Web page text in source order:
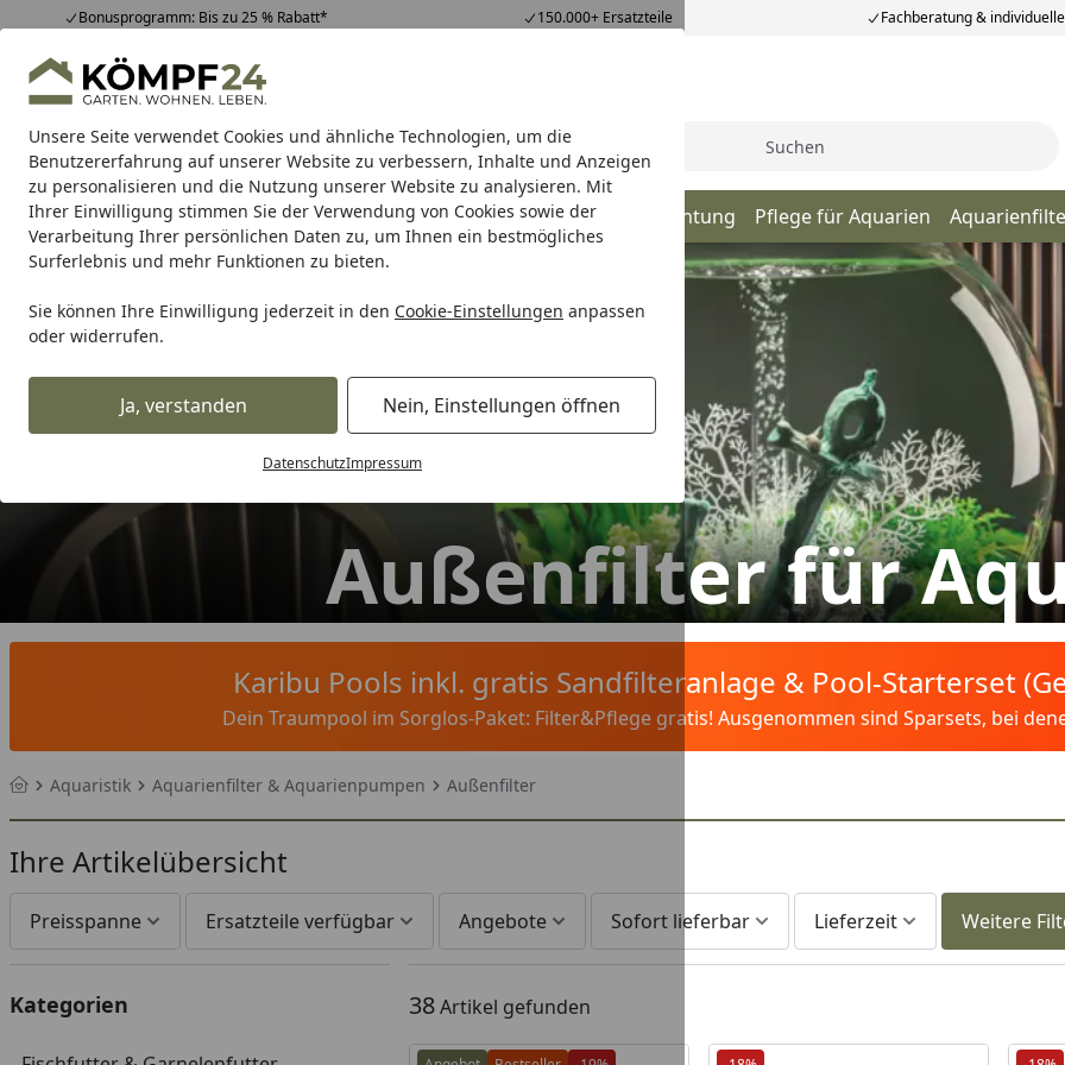
Unsere Seite verwendet Cookies und ähnliche Technologien, um die
Benutzererfahrung auf unserer Website zu verbessern, Inhalte und Anzeigen
zu personalisieren und die Nutzung unserer Website zu analysieren. Mit
Ihrer Einwilligung stimmen Sie der Verwendung von Cookies sowie der
Verarbeitung Ihrer persönlichen Daten zu, um Ihnen ein bestmögliches
Surferlebnis und mehr Funktionen zu bieten.
Sie können Ihre Einwilligung jederzeit in den Cookie-Einstellungen anpassen
oder widerrufen.
Ja, verstanden Nein, Einstellungen öffnen
DatenschutzImpressum
Bonusprogramm: Bis zu 25 % Rabatt* 150.000+ Ersatzteile Fachberatung &
Hotline07051 / 9 22 22
Mo-Fr. 8-16 Uhr 25.957 Bewertungen
Alle Produkte
Alle ProdukteHighlights Tipps & Tricks Suche
Aquaristik Fischfutter & Garnelenfutter Aquarien Aquarieneinrichtung Pflege für Aquarien
Außenfilter für
Karibu Pools inkl. gratis Sandfilteranlage & Pool-Starterset
Dein Traumpool im Sorglos-Paket: Filter&Pflege gratis! Ausgenommen sind Sparsets, bei
Aquaristik Aquarienfilter & Aquarienpumpen Außenfilter
Ihre Artikelübersicht
Preisspanne Ersatzteile verfügbar Angebote Sofort lieferbar Lieferzeit Weitere
Kategorien 38Artikel gefunden